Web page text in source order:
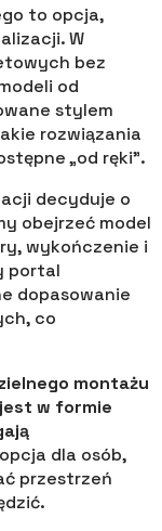
to opcja,
W
bez
od
stylem
rozwiązania
„od ręki”.
decyduje o
obejrzeć model
wykończenie i
portal
dopasowanie
co
montażu
w formie
dla osób,
przestrzeń